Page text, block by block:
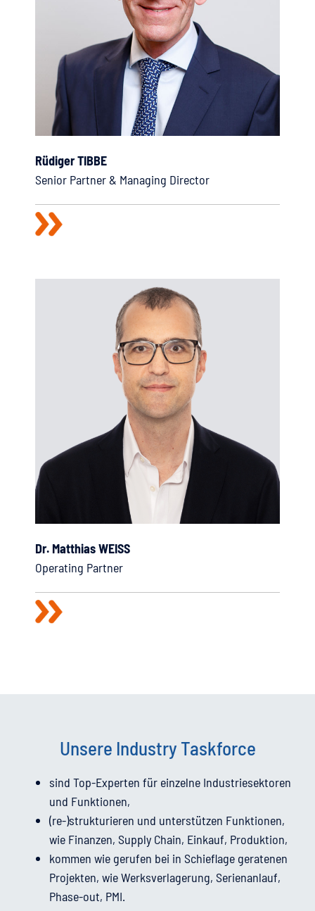
Rüdiger TIBBE
Senior Partner & Managing Director
Dr. Matthias WEISS
Operating Partner
Unsere Industry Taskforce
sind Top-Experten für einzelne Industriesektoren
und Funktionen,
(re-)strukturieren und unterstützen Funktionen,
wie Finanzen, Supply Chain, Einkauf, Produktion,
kommen wie gerufen bei in Schieflage geratenen
Projekten, wie Werksverlagerung, Serienanlauf,
Phase-out, PMI.